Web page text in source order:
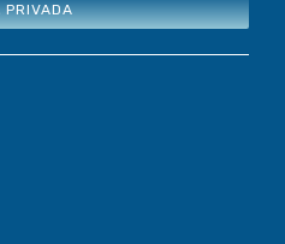
PRIVADA